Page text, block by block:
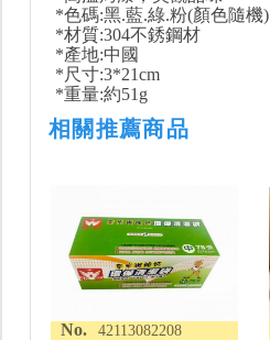
*色碼:黑.藍.綠.粉(顏色隨機)
*材質:304不銹鋼材
*產地:中國
*尺寸:3*21cm
*重量:約51g
相關推薦商品
No. 42113082208